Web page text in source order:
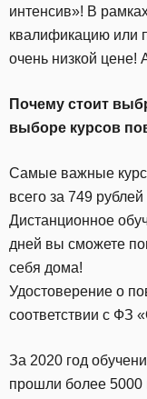
интенсив»! В
квалификацию или
очень низкой цене!
Почему стоит
выборе курсов
Самые важные
всего за 749
Дистанционное
дней вы сможете
себя дома!
Удостоверение о
соответствии с ФЗ
За 2020 год
прошли более 5000